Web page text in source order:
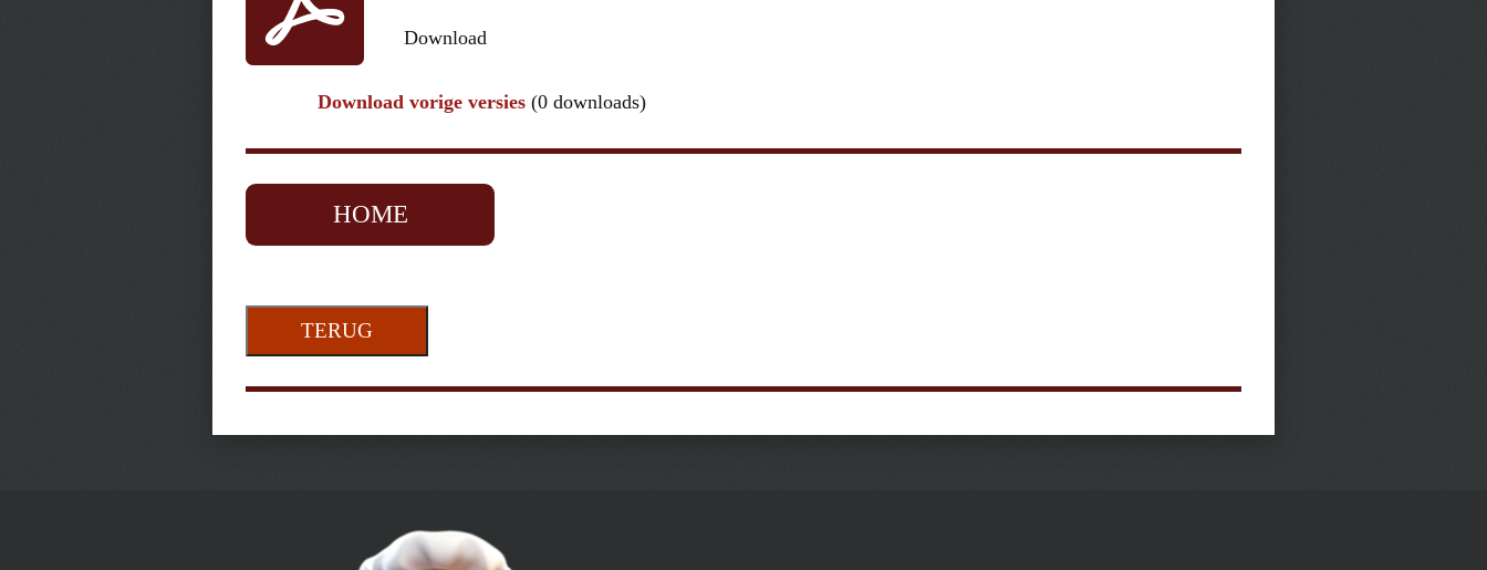
Download
Download vorige versies (0 downloads)
HOME
TERUG